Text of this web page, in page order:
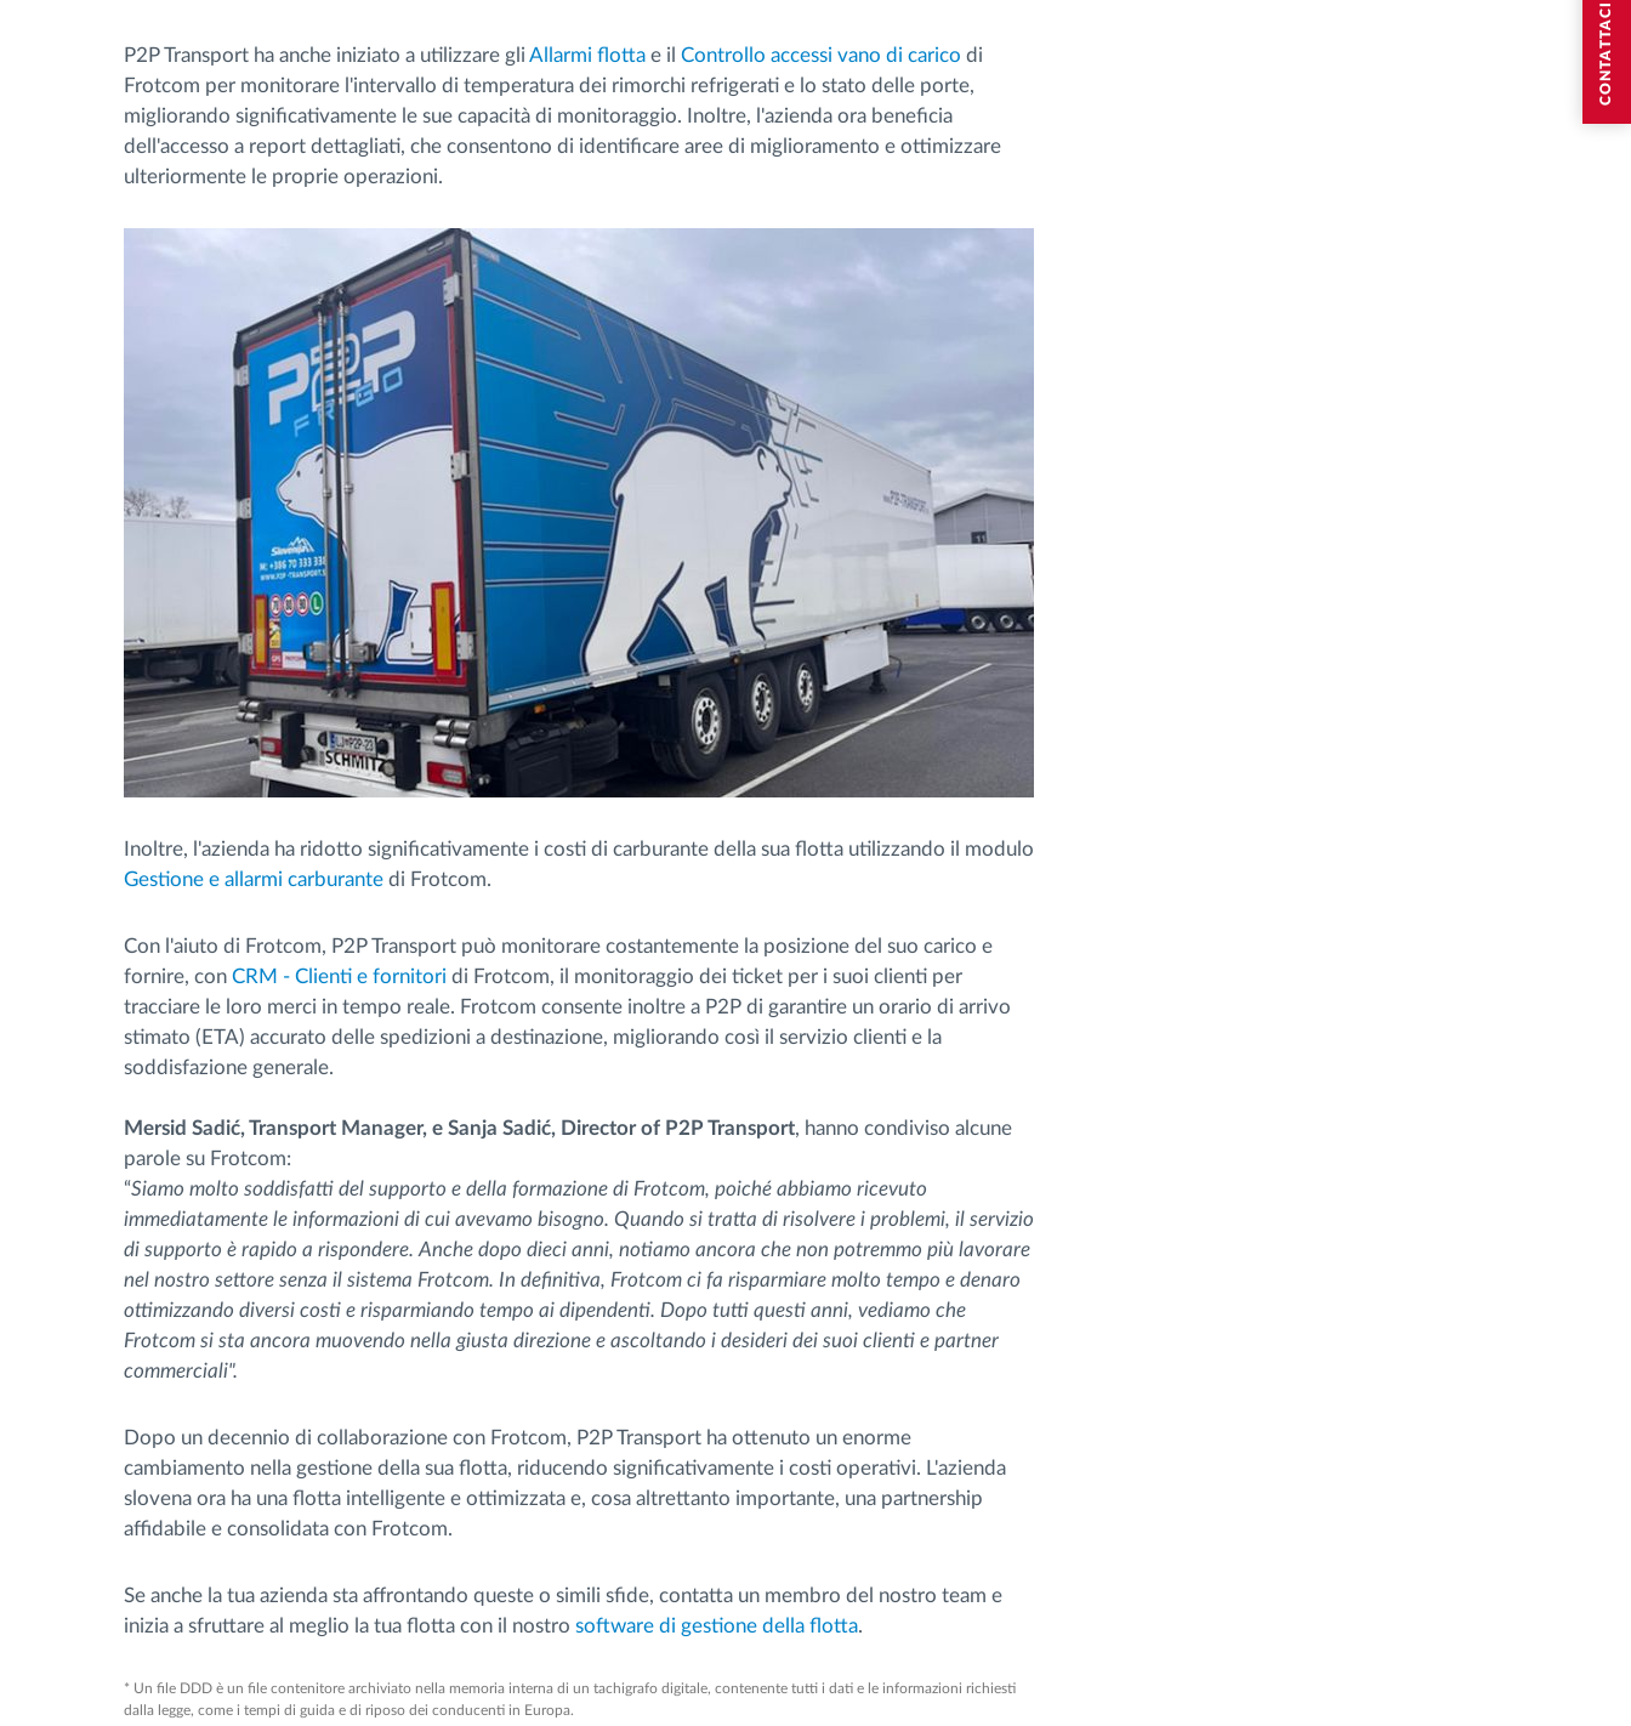
CONTATTACI
P2P Transport ha anche iniziato a utilizzare gli Allarmi flotta e il Controllo accessi vano di carico di
Frotcom per monitorare l'intervallo di temperatura dei rimorchi refrigerati e lo stato delle porte,
migliorando significativamente le sue capacità di monitoraggio. Inoltre, l'azienda ora beneficia
dell'accesso a report dettagliati, che consentono di identificare aree di miglioramento e ottimizzare
ulteriormente le proprie operazioni.
Inoltre, l'azienda ha ridotto significativamente i costi di carburante della sua flotta utilizzando il modulo
Gestione e allarmi carburante di Frotcom.
Con l'aiuto di Frotcom, P2P Transport può monitorare costantemente la posizione del suo carico e
fornire, con CRM - Clienti e fornitori di Frotcom, il monitoraggio dei ticket per i suoi clienti per
tracciare le loro merci in tempo reale. Frotcom consente inoltre a P2P di garantire un orario di arrivo
stimato (ETA) accurato delle spedizioni a destinazione, migliorando così il servizio clienti e la
soddisfazione generale.
Mersid Sadić, Transport Manager, e Sanja Sadić, Director of P2P Transport, hanno condiviso alcune
parole su Frotcom:
“Siamo molto soddisfatti del supporto e della formazione di Frotcom, poiché abbiamo ricevuto
immediatamente le informazioni di cui avevamo bisogno. Quando si tratta di risolvere i problemi, il servizio
di supporto è rapido a rispondere. Anche dopo dieci anni, notiamo ancora che non potremmo più lavorare
nel nostro settore senza il sistema Frotcom. In definitiva, Frotcom ci fa risparmiare molto tempo e denaro
ottimizzando diversi costi e risparmiando tempo ai dipendenti. Dopo tutti questi anni, vediamo che
Frotcom si sta ancora muovendo nella giusta direzione e ascoltando i desideri dei suoi clienti e partner
commerciali".
Dopo un decennio di collaborazione con Frotcom, P2P Transport ha ottenuto un enorme
cambiamento nella gestione della sua flotta, riducendo significativamente i costi operativi. L'azienda
slovena ora ha una flotta intelligente e ottimizzata e, cosa altrettanto importante, una partnership
affidabile e consolidata con Frotcom.
Se anche la tua azienda sta affrontando queste o simili sfide, contatta un membro del nostro team e
inizia a sfruttare al meglio la tua flotta con il nostro software di gestione della flotta.
* Un file DDD è un file contenitore archiviato nella memoria interna di un tachigrafo digitale, contenente tutti i dati e le informazioni richiesti
dalla legge, come i tempi di guida e di riposo dei conducenti in Europa.